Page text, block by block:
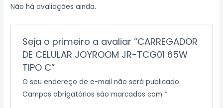
Não há avaliações ainda.
Seja o primeiro a avaliar “CARREGADOR
DE CELULAR JOYROOM JR-TCG01 65W
TIPO C”
O seu endereço de e-mail não será publicado.
Campos obrigatórios são marcados com *